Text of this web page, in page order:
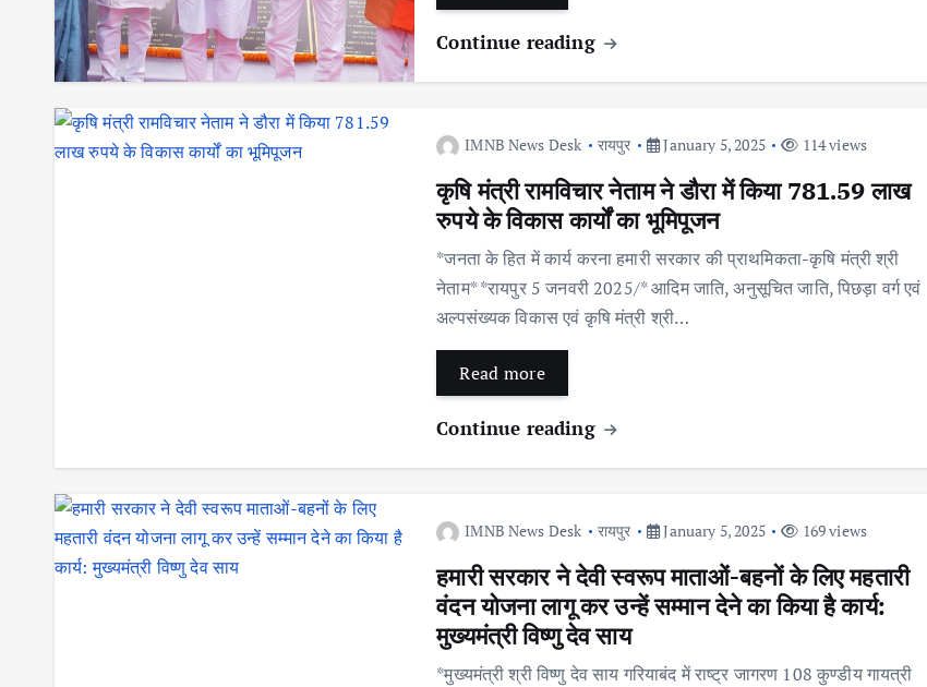
Continue reading
IMNB News Desk रायपुर January 5, 2025 114 views
कृषि मंत्री रामविचार नेताम ने डौरा में किया 781.59 लाख
रुपये के विकास कार्यों का भूमिपूजन
*जनता के हित में कार्य करना हमारी सरकार की प्राथमिकता-कृषि मंत्री श्री
नेताम* *रायपुर 5 जनवरी 2025/* आदिम जाति, अनुसूचित जाति, पिछड़ा वर्ग एवं
अल्पसंख्यक विकास एवं कृषि मंत्री श्री…
Read more
Continue reading
IMNB News Desk रायपुर January 5, 2025 169 views
हमारी सरकार ने देवी स्वरूप माताओं-बहनों के लिए महतारी
वंदन योजना लागू कर उन्हें सम्मान देने का किया है कार्य:
मुख्यमंत्री विष्णु देव साय
*मुख्यमंत्री श्री विष्णु देव साय गरियाबंद में राष्ट्र जागरण 108 कुण्डीय गायत्री